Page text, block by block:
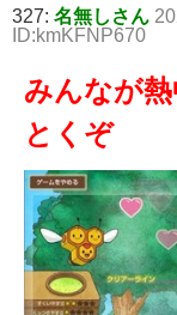
327: 名無しさん
ID:kmKFNP670
みんなが
とくぞ